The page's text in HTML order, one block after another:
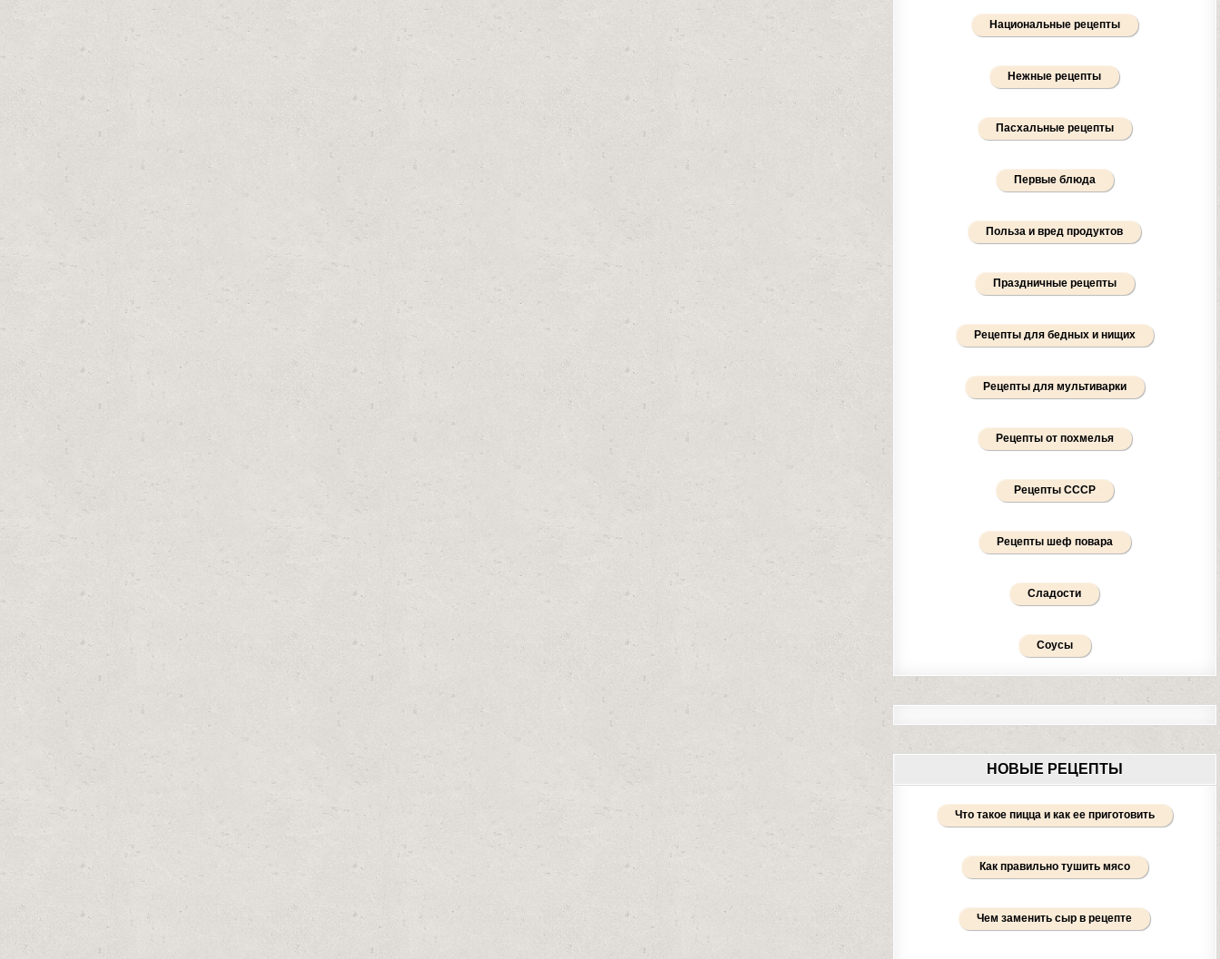
Национальные рецепты
Нежные рецепты
Пасхальные рецепты
Первые блюда
Польза и вред продуктов
Праздничные рецепты
Рецепты для бедных и нищих
Рецепты для мультиварки
Рецепты от похмелья
Рецепты СССР
Рецепты шеф повара
Сладости
Соусы
НОВЫЕ РЕЦЕПТЫ
Что такое пицца и как ее приготовить
Как правильно тушить мясо
Чем заменить сыр в рецепте